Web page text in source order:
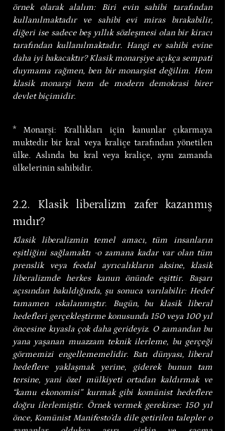
örnek olarak alalım: Biri evin sahibi tarafından
kullanılmaktadır ve sahibi evi miras bırakabilir,
diğeri ise sadece beş yıllık sözleşmesi olan bir kiracı
tarafından kullanılmaktadır. Hangi ev sahibi evine
daha iyi bakacaktır? Klasik monarşiye açıkça sempati
duymama rağmen, ben bir monarşist değilim. Hem
klasik monarşi hem de modern demokrasi birer
devlet biçimidir.
* Monarşi: Krallıkları için kanunlar çıkarmaya
muktedir bir kral veya kraliçe tarafından yönetilen
ülke. Aslında bu kral veya kraliçe, aynı zamanda
ülkelerinin sahibidir.
2.2. Klasik liberalizm zafer kazanmış
mıdır?
Klasik liberalizmin temel amacı, tüm insanların
eşitliğini sağlamaktı -o zamana kadar var olan tüm
prenslik veya feodal ayrıcalıkların aksine, klasik
liberalizmde herkes kanun önünde eşittir. Başarı
açısından bakıldığında, şu sonuca varılabilir: Hedef
tamamen ıskalanmıştır. Bugün, bu klasik liberal
hedefleri gerçekleştirme konusunda 150 veya 100 yıl
öncesine kıyasla çok daha gerideyiz. O zamandan bu
yana yaşanan muazzam teknik ilerleme, bu gerçeği
görmemizi engellememelidir. Batı dünyası, liberal
hedeflere yaklaşmak yerine, giderek bunun tam
tersine, yani özel mülkiyeti ortadan kaldırmak ve
“kamu ekonomisi” kurmak gibi komünist hedeflere
doğru ilerlemiştir. Örnek vermek gerekirse: 150 yıl
önce, Komünist Manifesto’da dile getirilen talepler o